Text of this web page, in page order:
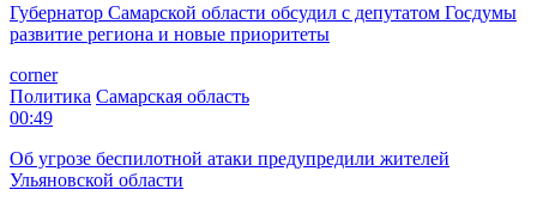
Губернатор Самарской области обсудил с депутатом Госдумы
развитие региона и новые приоритеты
corner
Политика Самарская область
00:49
Об угрозе беспилотной атаки предупредили жителей
Ульяновской области